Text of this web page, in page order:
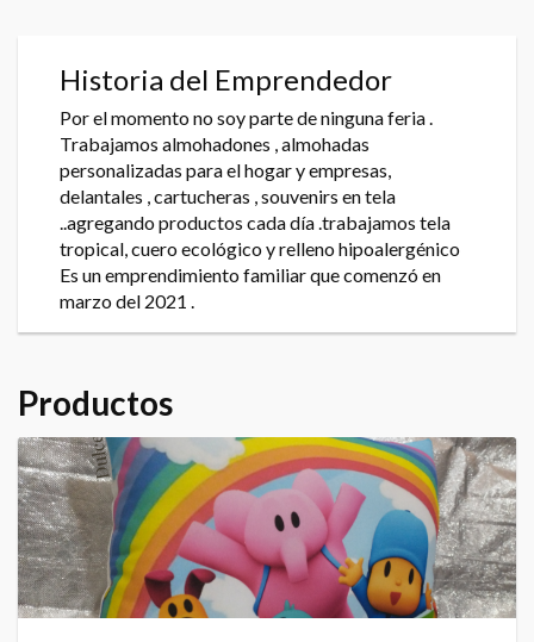
Historia del Emprendedor
Por el momento no soy parte de ninguna feria .
Trabajamos almohadones , almohadas
personalizadas para el hogar y empresas,
delantales , cartucheras , souvenirs en tela
..agregando productos cada día .trabajamos tela
tropical, cuero ecológico y relleno hipoalergénico
Es un emprendimiento familiar que comenzó en
marzo del 2021 .
Productos